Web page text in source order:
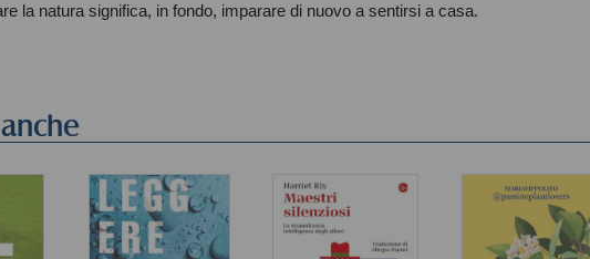
la natura significa, in fondo, imparare di nuovo a sentirsi a casa.